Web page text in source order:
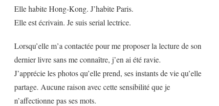
Elle habite Hong-Kong. J’habite Paris.
Elle est écrivain. Je suis serial lectrice.
Lorsqu’elle m’a contactée pour me proposer la lecture de son
dernier livre sans me connaître, j’en ai été ravie.
J’apprécie les photos qu’elle prend, ses instants de vie qu’elle
partage. Aucune raison avec cette sensibilité que je
n’affectionne pas ses mots.